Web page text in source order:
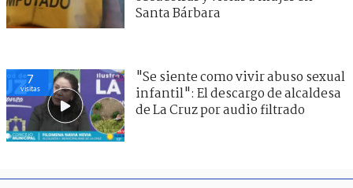
Santa Bárbara
7
visitas
"Se siente como vivir abuso sexual
infantil": El descargo de alcaldesa
de La Cruz por audio filtrado